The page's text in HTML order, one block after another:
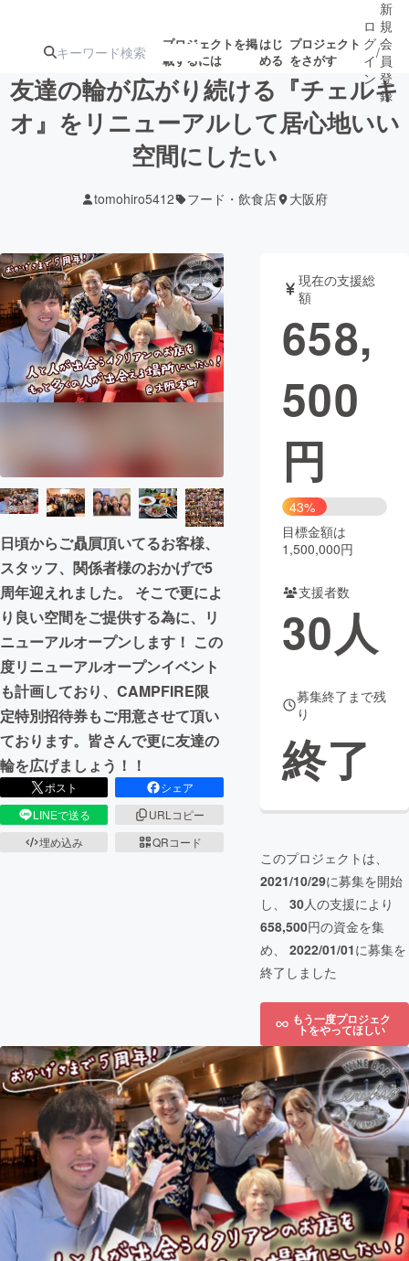
プロジェクトを掲
載するには
はじ
める
プロジェクト
をさがす
注目の新着プロ 募集終了が近いプ
テクノロジー・ガジェット
映像・映画 書籍・雑誌
ビジネス・起業 チャレンジ
CAMPFIRE for Social Good CAMPFIRE Creation
CAMPFIREふるさと納税machi-ya コミュニティ
ロ
グ
イ
ン
/
新
規
会
員
登
録
友達の輪が広がり続ける『チェルキ
オ』をリニューアルして居心地いい
空間にしたい
tomohiro5412 フード・飲食店 大阪府
日頃からご贔屓頂いてるお客様、
スタッフ、関係者様のおかげで5
周年迎えれました。 そこで更によ
り良い空間をご提供する為に、リ
ニューアルオープンします！ この
度リニューアルオープンイベント
も計画しており、CAMPFIRE限
定特別招待券もご用意させて頂い
ております。皆さんで更に友達の
輪を広げましょう！！
ポスト
シェア
LINEで送る
URLコピー
埋め込み
QRコード
現在の支援総
額
658,
500
円
43%
目標金額は
1,500,000円
支援者数
30人
募集終了まで残
り
終了
このプロジェクトは、
2021/10/29に募集を開始
し、 30人の支援により
658,500円の資金を集
め、 2022/01/01に募集を
終了しました
もう一度プロジェク
トをやってほしい